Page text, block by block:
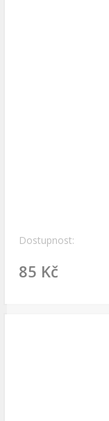
Dostupnost:
85 Kč